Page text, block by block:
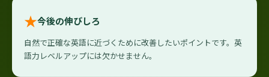
★今後の伸びしろ
自然で正確な英語に近づくために改善したいポイントです。英
語力レベルアップには欠かせません。